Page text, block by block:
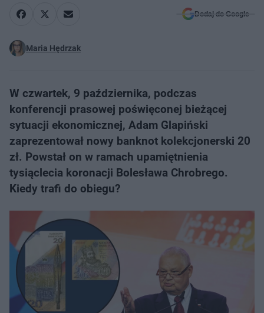
Dodaj do Google
Maria Hędrzak
W czwartek, 9 października, podczas
konferencji prasowej poświęconej bieżącej
sytuacji ekonomicznej, Adam Glapiński
zaprezentował nowy banknot kolekcjonerski 20
zł. Powstał on w ramach upamiętnienia
tysiąclecia koronacji Bolesława Chrobrego.
Kiedy trafi do obiegu?